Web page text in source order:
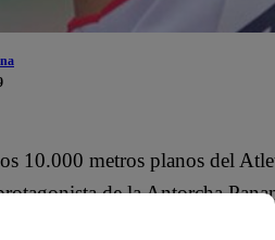
10.000 metros planos del
de la Antorcha